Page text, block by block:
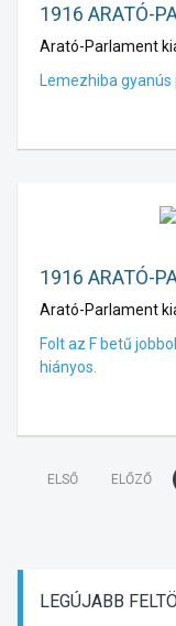
1916 ARATÓ-
Arató-Parlament
Lemezhiba
1916 ARATÓ-
Arató-Parlament
Folt az F betű
hiányos.
ELSŐ ELŐZŐ
LEGÚJABB